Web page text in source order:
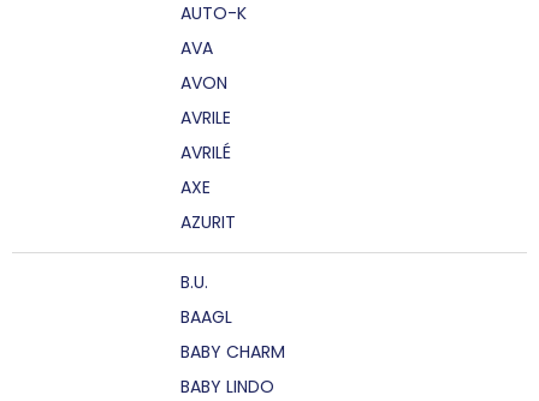
AUTO-K
AVA
AVON
AVRILE
AVRILÉ
AXE
AZURIT
B.U.
BAAGL
BABY CHARM
BABY LINDO